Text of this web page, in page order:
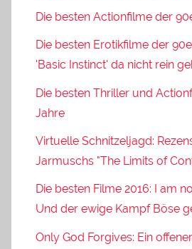
Die besten Actionfilme der
Die besten Erotikfilme der
'Basic Instinct' da nicht rein
Die besten Thriller und
Jahre
Virtuelle Schnitzeljagd:
Jarmuschs "The Limits of
Die besten Filme 2016: I am
Und der ewige Kampf Böse
Only God Forgives: Ein